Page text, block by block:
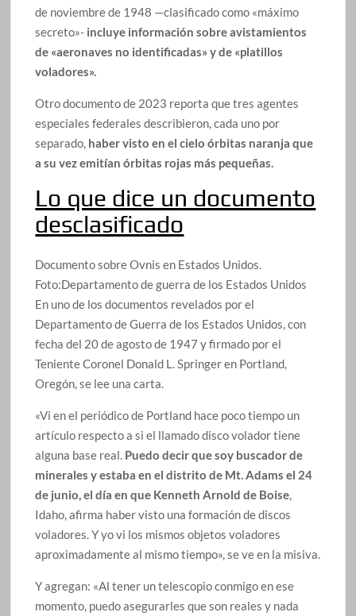
de noviembre de 1948 —clasificado como «máximo
secreto»- incluye información sobre avistamientos
de «aeronaves no identificadas» y de «platillos
voladores».
Otro documento de 2023 reporta que tres agentes
especiales federales describieron, cada uno por
separado, haber visto en el cielo órbitas naranja que
a su vez emitían órbitas rojas más pequeñas.
Lo que dice un documento
desclasificado
Documento sobre Ovnis en Estados Unidos.
Foto:Departamento de guerra de los Estados Unidos
En uno de los documentos revelados por el
Departamento de Guerra de los Estados Unidos, con
fecha del 20 de agosto de 1947 y firmado por el
Teniente Coronel Donald L. Springer en Portland,
Oregón, se lee una carta.
«Vi en el periódico de Portland hace poco tiempo un
artículo respecto a si el llamado disco volador tiene
alguna base real. Puedo decir que soy buscador de
minerales y estaba en el distrito de Mt. Adams el 24
de junio, el día en que Kenneth Arnold de Boise,
Idaho, afirma haber visto una formación de discos
voladores. Y yo vi los mismos objetos voladores
aproximadamente al mismo tiempo», se ve en la misiva.
Y agregan: «Al tener un telescopio conmigo en ese
momento, puedo asegurarles que son reales y nada